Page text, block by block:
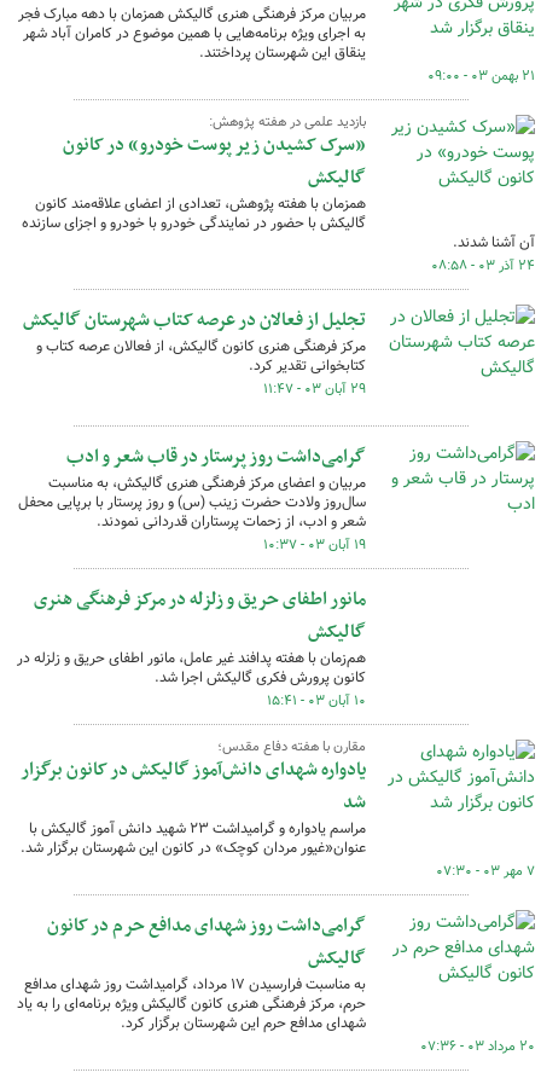
مربیان مرکز فرهنگی هنری گالیکش همزمان با دهه مبارک فجر
به اجرای ویژه برنامه‌هایی با همین موضوع در کامران آباد شهر
ینقاق این شهرستان پرداختند.
۲۱ بهمن ۰۳ - ۰۹:۰۰
بازدید علمی در هفته پژوهش:
«سرک کشیدن زیر پوست خودرو» در کانون
گالیکش
همزمان با هفته پژوهش، تعدادی از اعضای علاقه‌مند کانون
گالیکش با حضور در نمایندگی خودرو با خودرو و اجزای سازنده
آن آشنا شدند.
۲۴ آذر ۰۳ - ۰۸:۵۸
تجلیل از فعالان در عرصه کتاب شهرستان گالیکش
مرکز فرهنگی هنری کانون گالیکش، از فعالان عرصه کتاب و
کتابخوانی تقدیر کرد.
۲۹ آبان ۰۳ - ۱۱:۴۷
گرامی‌داشت روز پرستار در قاب شعر و ادب
مربیان و اعضای مرکز فرهنگی هنری گالیکش، به مناسبت
سال‌روز ولادت حضرت زینب (س) و روز پرستار با برپایی محفل
شعر و ادب، از زحمات پرستاران قدردانی نمودند.
۱۹ آبان ۰۳ - ۱۰:۳۷
مانور اطفای حریق و زلزله در مرکز فرهنگی هنری
گالیکش
هم‌زمان با هفته پدافند غیر عامل، مانور اطفای حریق و زلزله در
کانون پرورش فکری گالیکش اجرا شد.
۱۰ آبان ۰۳ - ۱۵:۴۱
مقارن با هفته دفاع مقدس؛
یادواره شهدای دانش‌آموز گالیکش در کانون برگزار
شد
مراسم یادواره و گرامیداشت ۲۳ شهید دانش آموز گالیکش با
عنوان«غیور مردان کوچک» در کانون این شهرستان برگزار شد.
۷ مهر ۰۳ - ۰۷:۳۰
گرامی‌داشت روز شهدای مدافع حرم در کانون
گالیکش
به مناسبت فرارسیدن ۱۷ مرداد، گرامیداشت روز شهدای مدافع
حرم، مرکز فرهنگی هنری کانون گالیکش ویژه برنامه‌ای را به یاد
شهدای مدافع حرم این شهرستان برگزار کرد.
۲۰ مرداد ۰۳ - ۰۷:۳۶